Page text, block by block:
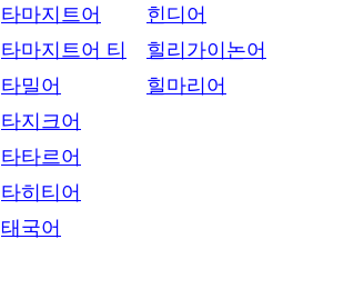
타마지트어
타마지트어 티
타밀어
타지크어
타타르어
타히티어
태국어
힌디어
힐리가이논어
힐마리어